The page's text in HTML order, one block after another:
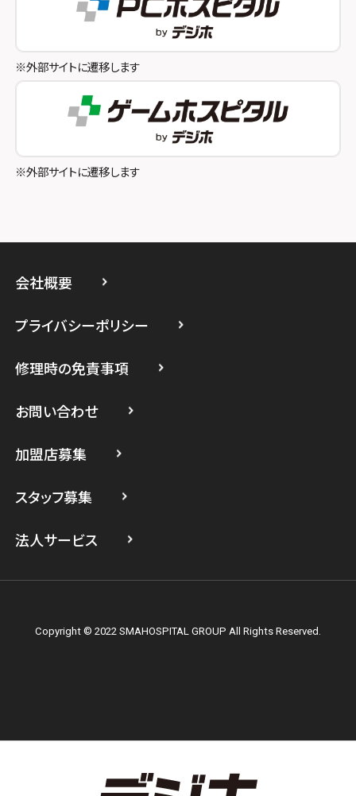
スマホスピタル池袋
スマホスピタル八王子
スマホスピタル町田
スマホスピタル吉祥寺
スマホスピタル立川
スマホスピタル たまプラーザ駅前
スマホスピタル 登戸・向ヶ丘遊園
スマホスピタル 武蔵小杉
スマホスピタル テルル上大岡
スマホスピタル和歌山
※外部サイトに遷移します
※外部サイトに遷移します
会社概要
プライバシーポリシー
修理時の免責事項
お問い合わせ
加盟店募集
スタッフ募集
法人サービス
Copyright © 2022 SMAHOSPITAL GROUP All Rights Reserved.